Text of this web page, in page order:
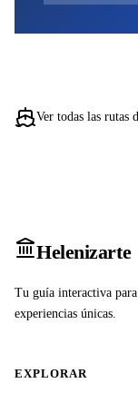
Ver todas las rutas
Helenizarte
Tu guía interactiva
experiencias únicas.
EXPLORAR